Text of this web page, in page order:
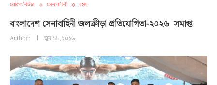
ব্রেকিং নিউজ সেনাবাহিনী হোম
বাংলাদেশ সেনাবাহিনী জলক্রীড়া প্রতিযোগিতা-২০২৬ সমাপ্ত
Author: জুন ১৮, ২০২৬